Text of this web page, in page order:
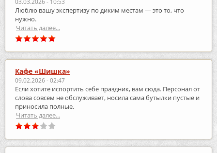
Люблю вашу экспертизу по диким местам — это то, что
нужно.
Читать далее...
Кафе «Шишка»
09.02.2026 - 02:47
Если хотите испортить себе праздник, вам сюда. Персонал от
слова совсем не обслуживает, носила сама бутылки пустые и
приносила полные.
Читать далее...